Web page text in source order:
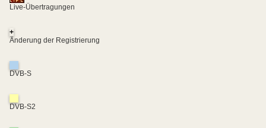
Live-Übertragungen
+
Änderung der Registrierung
DVB-S
DVB-S2